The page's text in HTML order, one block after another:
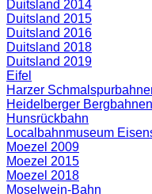
Duitsland 2014
Duitsland 2015
Duitsland 2016
Duitsland 2018
Duitsland 2019
Eifel
Harzer
Heidelberger Bergbahnen
Hunsrückbahn
Localbahnmuseum
Moezel 2009
Moezel 2015
Moezel 2018
Moselwein-Bahn